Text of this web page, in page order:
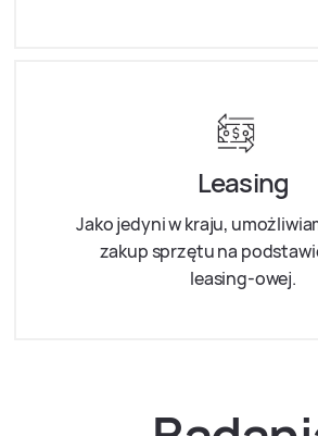
Leasing
Jako jedyni w kraju,
zakup sprzętu na
leasing-owej.